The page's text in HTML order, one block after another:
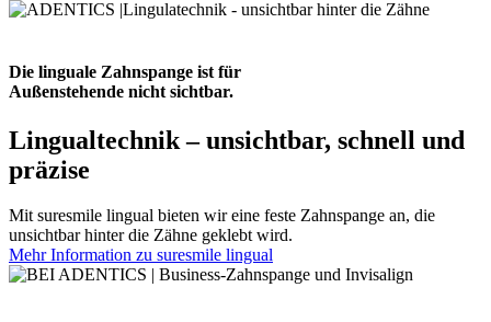
Die linguale Zahnspange ist für
Außenstehende nicht sichtbar.
Lingualtechnik – unsichtbar, schnell und
präzise
Mit suresmile lingual bieten wir eine feste Zahnspange an, die
unsichtbar hinter die Zähne geklebt wird.
Mehr Information zu suresmile lingual